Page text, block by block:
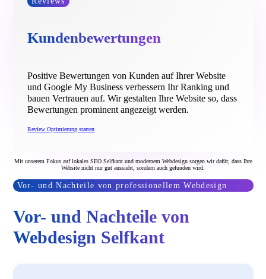
Kundenbewertungen
Positive Bewertungen von Kunden auf Ihrer Website
und Google My Business verbessern Ihr Ranking und
bauen Vertrauen auf. Wir gestalten Ihre Website so, dass
Bewertungen prominent angezeigt werden.
Review Optimierung starten
Mit unserem Fokus auf lokales SEO Selfkant und modernem Webdesign sorgen wir dafür, dass Ihre
Website nicht nur gut aussieht, sondern auch gefunden wird.
Vor- und Nachteile von professionellem Webdesign
Vor- und Nachteile von
Webdesign Selfkant